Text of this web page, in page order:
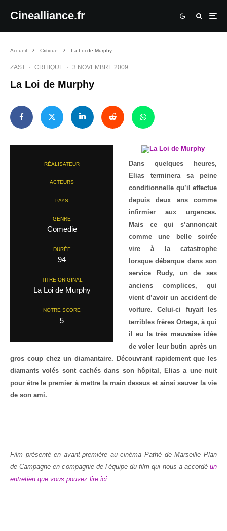
Cinealliance.fr
Accueil Critique La Loi de Murphy
ZAST · CRITIQUE · 3 NOVEMBRE 2009
La Loi de Murphy
RÉALISATEUR
ACTEURS
PAYS
GENRE
Comedie
DURÉE
94
TITRE ORIGINAL
La Loi de Murphy
NOTRE SCORE
5
Dans quelques heures,
Elias terminera sa peine
conditionnelle qu’il effectue
depuis deux ans comme
infirmier aux urgences.
Mais ce qui s’annonçait
comme une belle soirée
vire à la catastrophe
lorsque débarque dans son
service Rudy, un de ses
anciens complices, qui
vient d’avoir un accident de
voiture. Celui-ci fuyait les
terribles frères Ortega, à qui
il eu la très mauvaise idée
de voler leur butin après un
gros coup chez un diamantaire. Découvrant rapidement que les
diamants volés sont cachés dans son hôpital, Elias a une nuit
pour être le premier à mettre la main dessus et ainsi sauver la vie
de son ami.
Film présenté en avant-première au cinéma Pathé de Marseille Plan
de Campagne en compagnie de l’équipe du film qui nous a accordé un
entretien que vous pouvez lire ici.